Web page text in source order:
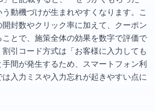
動機づけが生まれやすくなります。こ
封数やクリック率に加えて、クーポン
とで、施策全体の効果を数字で評価で
引コード方式は「お客様に入力しても
間が発生するため、スマートフォン利
入力ミスや入力忘れが起きやすい点に